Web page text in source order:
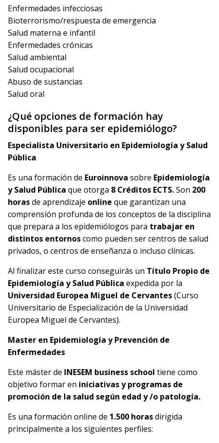
Enfermedades infecciosas
Bioterrorismo/respuesta de emergencia
Salud materna e infantil
Enfermedades crónicas
Salud ambiental
Salud ocupacional
Abuso de sustancias
Salud oral
¿Qué opciones de formación hay
disponibles para ser epidemiólogo?
Especialista Universitario en Epidemiología y Salud
Pública
Es una formación de Euroinnova sobre Epidemiología
y Salud Pública que otorga 8 Créditos ECTS.Son 200
horasde aprendizaje online que garantizan una
comprensión profunda de los conceptos de la disciplina
que prepara a los epidemiólogos para trabajar en
distintos entornoscomo pueden ser centros de salud
privados, o centros de enseñanza o incluso clínicas.
Al finalizar este curso conseguirás un Título Propio de
Epidemiología y Salud Pública expedida por la
Universidad Europea Miguel de Cervantes(Curso
Universitario de Especialización de la Universidad
Europea Miguel de Cervantes).
Master en Epidemiología y Prevención de
Enfermedades
Este máster de INESEM business school tiene como
objetivo formar en iniciativas y programas de
promoción de la salud según edad y /o patología.
Es una formación online de 1.500 horasdirigida
principalmente a los siguientes perfiles: